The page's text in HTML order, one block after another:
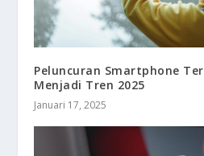
Peluncuran Smartphone
Menjadi Tren 2025
Januari 17, 2025